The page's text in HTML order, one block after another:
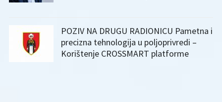
POZIV NA DRUGU RADIONICU Pametna i
precizna tehnologija u poljoprivredi –
Korištenje CROSSMART platforme